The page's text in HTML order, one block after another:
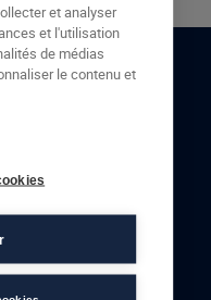
et analyser
et l'utilisation
de médias
le contenu et